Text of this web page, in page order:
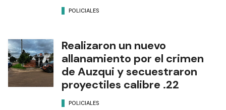
POLICIALES
Realizaron un nuevo
allanamiento por el crimen
de Auzqui y secuestraron
proyectiles calibre .22
POLICIALES